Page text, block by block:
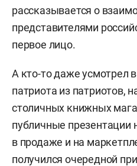
рассказывается о
представителями
первое лицо.
А кто-то даже усмотрел
патриота из патриотов,
столичных книжных
публичные презентации
в продаже и на
получился очередной